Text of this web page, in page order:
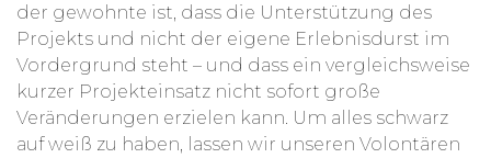
der gewohnte ist, dass die Unterstützung des
Projekts und nicht der eigene Erlebnisdurst im
Vordergrund steht – und dass ein vergleichsweise
kurzer Projekteinsatz nicht sofort große
Veränderungen erzielen kann. Um alles schwarz
auf weiß zu haben, lassen wir unseren Volontären